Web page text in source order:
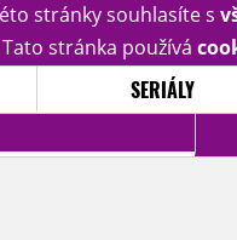
stránky souhlasíte s
Tato stránka používá
SERIÁLY